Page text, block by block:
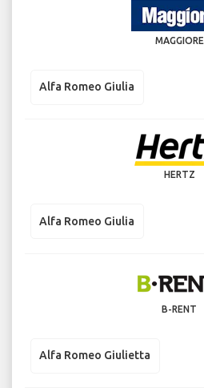
MAGGIORE
Alfa Romeo Giulia
HERTZ
Alfa Romeo Giulia
B-RENT
Alfa Romeo Giulietta